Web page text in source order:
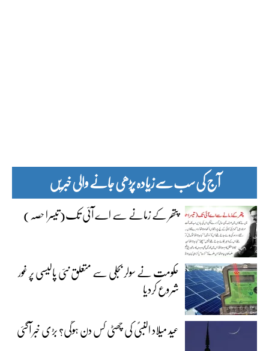
آج کی سب سے زیادہ پڑھی جانے والی خبریں
پتھر کے زمانے سے اے آئی تک(تیسرا حصہ)
حکومت نے سولر بجلی سے متعلق نئی پالیسی پر غور
شروع کردیا
عید میلاد النبیؐ کی چھٹی کس دن ہوگی؟ بڑی خبر آگئی